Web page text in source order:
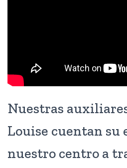
Nuestras
Louise cuentan su
nuestro centro a